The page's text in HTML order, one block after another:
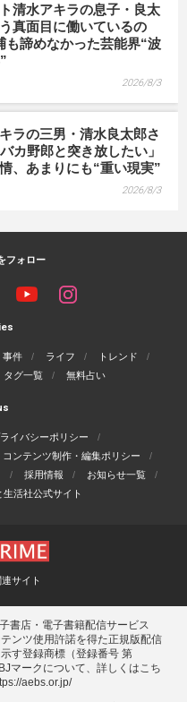
清水アキラの息子・良太
真面目に働いているの
も諦めなかった芸能界“波
2026/8/3
ラの三男・清水良太郎さ
カ野郎と突き放したい」
、あまりにも“重い現実”
2026/8/3
フォロー
事件 ライフ
トレンド
タグ一覧 無料占い
イバシーポリシー
コンテンツ制作・編集ポリシー
採用情報
お知らせ一覧
生活社公式サイト
サイト
書店・電子書籍配信サービス
ンツ使用許諾を得た正規版配信
す登録商標（登録番号 第
マークについて、詳しくはこち
aebs.or.jp/